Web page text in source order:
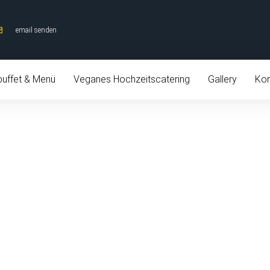
email senden
& Menü Veganes Hochzeitscatering Gallery